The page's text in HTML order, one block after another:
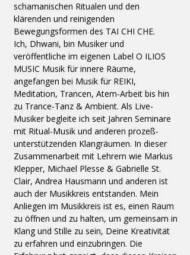
schamanischen Ritualen und den
klärenden und reinigenden
Bewegungsformen des TAI CHI CHE.
Ich, Dhwani, bin Musiker und
veröffentliche im eigenen Label O ILIOS
MUSIC Musik für innere Räume,
angefangen bei Musik für REIKI,
Meditation, Trancen, Atem-Arbeit bis hin
zu Trance-Tanz & Ambient. Als Live-
Musiker begleite ich seit Jahren Seminare
mit Ritual-Musik und anderen prozeß-
unterstützenden Klangräumen. In dieser
Zusammenarbeit mit Lehrern wie Markus
Klepper, Michael Plesse & Gabrielle St.
Clair, Andrea Hausmann und anderen ist
auch der Musikkreis entstanden. Mein
Anliegen im Musikkreis ist es, einen Raum
zu öffnen und zu halten, um gemeinsam in
Klang und Stille zu sein, Deine Kreativität
zu erfahren und einzubringen. Die